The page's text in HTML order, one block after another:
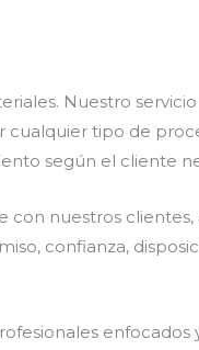
Nuestro
cualquier tipo de
según el cliente
con nuestros
confianza,
enfocados